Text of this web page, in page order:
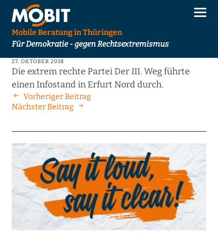
Mobile Beratung in Thüringen
Für Demokratie - gegen Rechtsextremismus
27. OKTOBER 2018
Die extrem rechte Partei Der III. Weg führte
einen Infostand in Erfurt Nord durch.
Vorheriger Beitrag
Nächster Beitrag